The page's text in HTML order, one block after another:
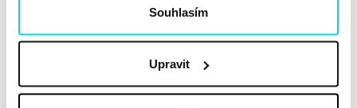
Souhlasím
Upravit
Výstup reklamních textů pro Facebook
Vytvořte si texty na míru